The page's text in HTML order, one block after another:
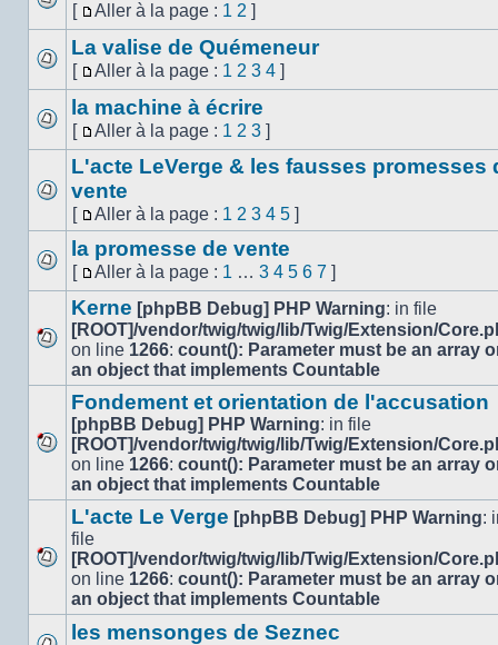
Aucun
message
non
[
Aller
à
la
page
Aller à la page : 1 2 ]
Aucun
message
non
La valise de Quémeneur
[
Aller
à
la
page
Aller à la page : 1 2 3 4 ]
Aucun
message
non
la machine à écrire
[
Aller
à
la
page
Aller à la page : 1 2 3 ]
Aucun
message
non
L'acte LeVerge & les fausses promesses
vente
[
Aller
à
la
page
Aller à la page : 1 2 3 4 5 ]
Aucun
message
non
la promesse de vente
[
Aller
à
la
page
Aller à la page : 1 … 3 4 5 6 7 ]
Aucun
message
non
Kerne [phpBB Debug] PHP Warning: in file
[ROOT]/vendor/twig/twig/lib/Twig/Extension/
on line 1266: count(): Parameter must be an array
an object that implements Countable
Aucun
message
non
Fondement et orientation de l'accusation
[phpBB Debug] PHP Warning: in file
[ROOT]/vendor/twig/twig/lib/Twig/Extension/
on line 1266: count(): Parameter must be an array
an object that implements Countable
Aucun
message
non
L'acte Le Verge [phpBB Debug] PHP Warning:
file
[ROOT]/vendor/twig/twig/lib/Twig/Extension/
on line 1266: count(): Parameter must be an array
an object that implements Countable
les mensonges de Seznec